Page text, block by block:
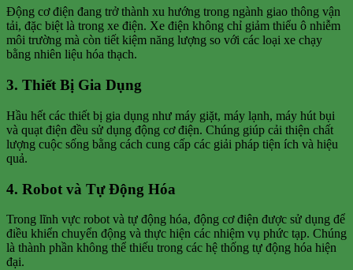
Động cơ điện đang trở thành xu hướng trong ngành giao thông vận
tải, đặc biệt là trong xe điện. Xe điện không chỉ giảm thiểu ô nhiễm
môi trường mà còn tiết kiệm năng lượng so với các loại xe chạy
bằng nhiên liệu hóa thạch.
3. Thiết Bị Gia Dụng
Hầu hết các thiết bị gia dụng như máy giặt, máy lạnh, máy hút bụi
và quạt điện đều sử dụng động cơ điện. Chúng giúp cải thiện chất
lượng cuộc sống bằng cách cung cấp các giải pháp tiện ích và hiệu
quả.
4. Robot và Tự Động Hóa
Trong lĩnh vực robot và tự động hóa, động cơ điện được sử dụng để
điều khiển chuyển động và thực hiện các nhiệm vụ phức tạp. Chúng
là thành phần không thể thiếu trong các hệ thống tự động hóa hiện
đại.